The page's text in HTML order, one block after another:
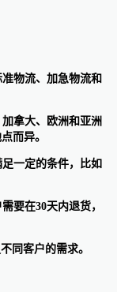
物流、加急物流和
拿大、欧洲和亚洲
而异。
一定的条件，比如
要在30天内退货，
同客户的需求。